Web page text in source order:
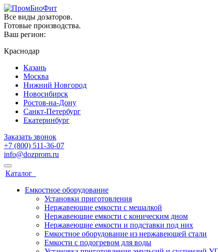
Все виды дозаторов.
Готовые производства.
Ваш регион:
Краснодар
Казань
Москва
Нижний Новгород
Новосибирск
Ростов-на-Дону
Санкт-Петербург
Екатеринбург
Заказать звонок
+7 (800) 511-36-07
info@dozprom.ru
Каталог
Емкостное оборудование
Установки приготовления
Нержавеющие емкости с мешалкой
Нержавеющие емкости с коническим дном
Нержавеющие емкости и подставки под них
Емкостное оборудование из нержавеющей стали
Емкости с подогревом для воды